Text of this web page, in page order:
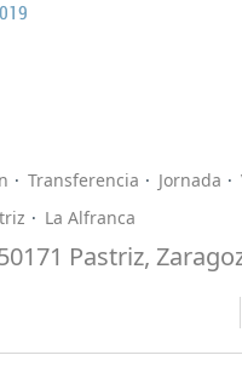
Transferencia Jornada
La Alfranca
Pastriz,